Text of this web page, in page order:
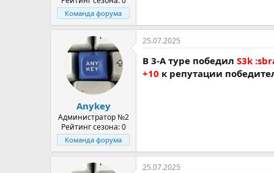
Команда форума
Anykey
Администратор №2
Рейтинг сезона: 0
Команда форума
25.07.2025
В 3-A туре победил S3k
+10 к репутации
25.07.2025